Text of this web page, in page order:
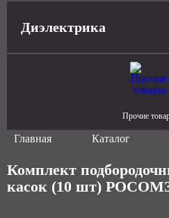
Диэлектрика
Прочие
Главная Каталог
Комплект
касок (10 шт)